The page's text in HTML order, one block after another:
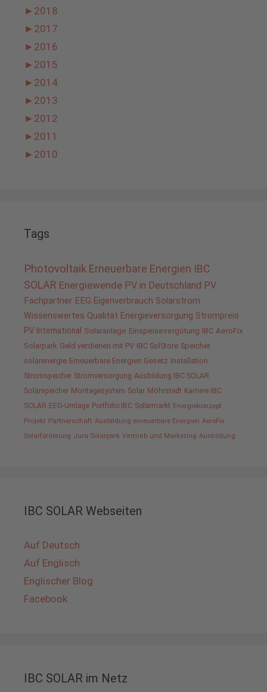
► 2018
► 2017
► 2016
► 2015
► 2014
► 2013
► 2012
► 2011
► 2010
Tags
Photovoltaik Erneuerbare Energien IBC
SOLAR Energiewende PV in Deutschland PV
Fachpartner EEG Eigenverbrauch Solarstrom
Wissenswertes Qualität Energieversorgung Strompreis
PV International Solaranlage Einspeisevergütung IBC AeroFix
Solarpark Geld verdienen mit PV IBC SolStore Speicher
solarenergie Erneuerbare Energien Gesetz Installation
Stromspeicher Stromversorgung Ausbildung IBC SOLAR
Solarspeicher Montagesystem Solar Möhrstedt Karriere IBC
SOLAR EEG-Umlage Portfolio IBC Solarmarkt Energiekonzept
Projekt Partnerschaft Ausbildung erneuerbare Energien AeroFix
Solarförderung Jura Solarpark Vertrieb und Marketing Ausbildung
IBC SOLAR Webseiten
Auf Deutsch
Auf Englisch
Englischer Blog
Facebook
IBC SOLAR im Netz